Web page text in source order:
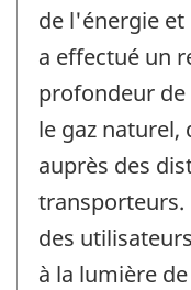
-
de l'énergie et
a effectué un
profondeur
le gaz naturel,
auprès des
transporteurs.
des
à la lumière